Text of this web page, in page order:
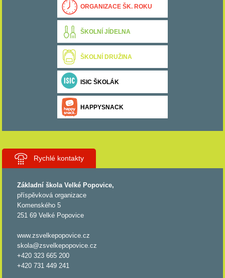
ORGANIZACE ŠK. ROKU
ŠKOLNÍ JÍDELNA
ŠKOLNÍ DRUŽINA
ISIC ŠKOLÁK
HAPPYSNACK
Rychlé kontakty
Základní škola Velké Popovice,
příspěvková organizace
Komenského 5
251 69 Velké Popovice
www.zsvelkepopovice.cz
skola@zsvelkepopovice.cz
+420 323 665 200
+420 731 449 241